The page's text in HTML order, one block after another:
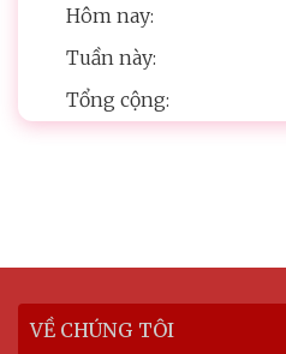
Hôm nay:
Tuần này:
Tổng cộng:
VỀ CHÚNG TÔI